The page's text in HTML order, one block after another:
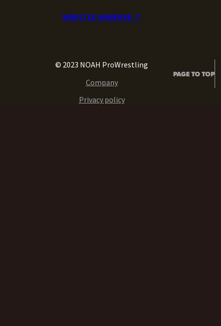
WRESTLE UNIVERSE ↗︎
© 2023 NOAH ProWrestling
Company
Privacy policy
PAGE TO TOP